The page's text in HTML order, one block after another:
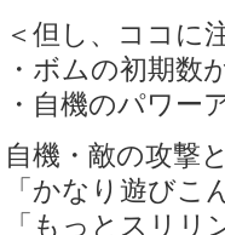
＜但し、ココに
・ボムの初期数
・自機のパワー
自機・敵の攻撃
「かなり遊び
「もっとスリ